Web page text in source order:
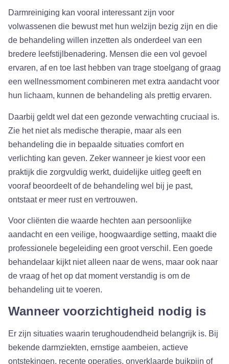
Darmreiniging kan vooral interessant zijn voor
volwassenen die bewust met hun welzijn bezig zijn en die
de behandeling willen inzetten als onderdeel van een
bredere leefstijlbenadering. Mensen die een vol gevoel
ervaren, af en toe last hebben van trage stoelgang of graag
een wellnessmoment combineren met extra aandacht voor
hun lichaam, kunnen de behandeling als prettig ervaren.
Daarbij geldt wel dat een gezonde verwachting cruciaal is.
Zie het niet als medische therapie, maar als een
behandeling die in bepaalde situaties comfort en
verlichting kan geven. Zeker wanneer je kiest voor een
praktijk die zorgvuldig werkt, duidelijke uitleg geeft en
vooraf beoordeelt of de behandeling wel bij je past,
ontstaat er meer rust en vertrouwen.
Voor cliënten die waarde hechten aan persoonlijke
aandacht en een veilige, hoogwaardige setting, maakt die
professionele begeleiding een groot verschil. Een goede
behandelaar kijkt niet alleen naar de wens, maar ook naar
de vraag of het op dat moment verstandig is om de
behandeling uit te voeren.
Wanneer voorzichtigheid nodig is
Er zijn situaties waarin terughoudendheid belangrijk is. Bij
bekende darmziekten, ernstige aambeien, actieve
ontstekingen, recente operaties, onverklaarde buikpijn of